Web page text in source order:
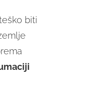
biti